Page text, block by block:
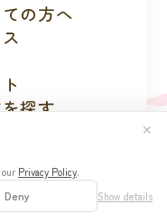
Privacy Policy.
Deny Show details
✕
の方へ
探す